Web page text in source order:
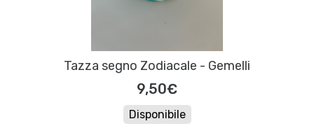
Tazza segno Zodiacale - Gemelli
9,50€
Disponibile